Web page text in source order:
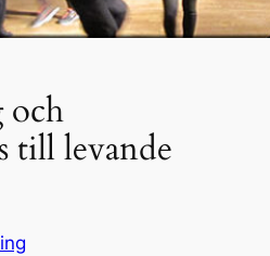
och
till levande